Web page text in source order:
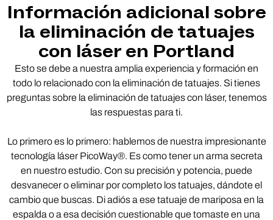
Información adicional sobre
la eliminación de tatuajes
con láser en Portland
Esto se debe a nuestra amplia experiencia y formación en
todo lo relacionado con la eliminación de tatuajes. Si tienes
preguntas sobre la eliminación de tatuajes con láser, tenemos
las respuestas para ti.
Lo primero es lo primero: hablemos de nuestra impresionante
tecnología láser PicoWay®. Es como tener un arma secreta
en nuestro estudio. Con su precisión y potencia, puede
desvanecer o eliminar por completo los tatuajes, dándote el
cambio que buscas. Di adiós a ese tatuaje de mariposa en la
espalda o a esa decisión cuestionable que tomaste en una